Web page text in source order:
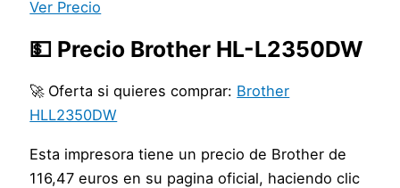
Ver Precio
💵 Precio Brother HL-L2350DW
🚀 Oferta si quieres comprar: Brother
HLL2350DW
Esta impresora tiene un precio de Brother de
116,47 euros en su pagina oficial, haciendo clic